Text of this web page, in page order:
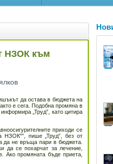
НЗОК към
да остава в бюджета на
е сега. Подобна промяна в
„Труд”, като цитира
приходи се
НЗОК"”, пише „Труд”, без от
да не връща пари в бюджета.
да се похарчат за лечение,
Ако промяната бъде приета,